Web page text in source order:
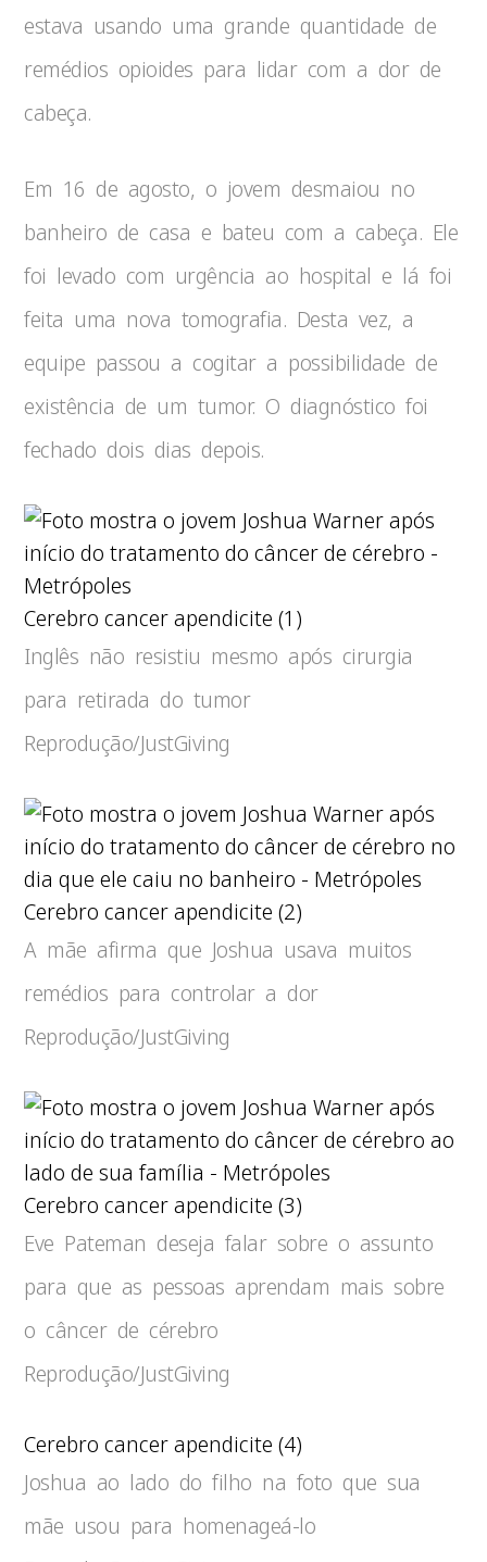
estava usando uma grande quantidade de
remédios opioides para lidar com a dor de
cabeça.
Em 16 de agosto, o jovem desmaiou no
banheiro de casa e bateu com a cabeça. Ele
foi levado com urgência ao hospital e lá foi
feita uma nova tomografia. Desta vez, a
equipe passou a cogitar a possibilidade de
existência de um tumor. O diagnóstico foi
fechado dois dias depois.
Cerebro cancer apendicite (1)
Inglês não resistiu mesmo após cirurgia
para retirada do tumor
Reprodução/JustGiving
Cerebro cancer apendicite (2)
A mãe afirma que Joshua usava muitos
remédios para controlar a dor
Reprodução/JustGiving
Cerebro cancer apendicite (3)
Eve Pateman deseja falar sobre o assunto
para que as pessoas aprendam mais sobre
o câncer de cérebro
Reprodução/JustGiving
Cerebro cancer apendicite (4)
Joshua ao lado do filho na foto que sua
mãe usou para homenageá-lo